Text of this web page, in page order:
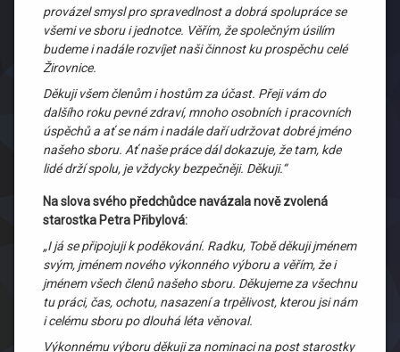
provázel smysl pro spravedlnost a dobrá spolupráce se
všemi ve sboru i jednotce. Věřím, že společným úsilím
budeme i nadále rozvíjet naši činnost ku prospěchu celé
Žirovnice.
Děkuji všem členům i hostům za účast. Přeji vám do
dalšího roku pevné zdraví, mnoho osobních i pracovních
úspěchů a ať se nám i nadále daří udržovat dobré jméno
našeho sboru. Ať naše práce dál dokazuje, že tam, kde
lidé drží spolu, je vždycky bezpečněji. Děkuji.“
Na slova svého předchůdce navázala nově zvolená
starostka Petra Přibylová:
„I já se připojuji k poděkování. Radku, Tobě děkuji jménem
svým, jménem nového výkonného výboru a věřím, že i
jménem všech členů našeho sboru. Děkujeme za všechnu
tu práci, čas, ochotu, nasazení a trpělivost, kterou jsi nám
i celému sboru po dlouhá léta věnoval.
Výkonnému výboru děkuji za nominaci na post starostky